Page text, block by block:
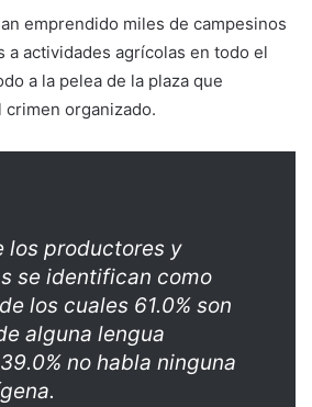
emprendido miles de campesinos
a actividades agrícolas en todo el
a la pelea de la plaza que
organizado.
los productores y
se identifican como
los cuales 61.0% son
alguna lengua
no habla ninguna